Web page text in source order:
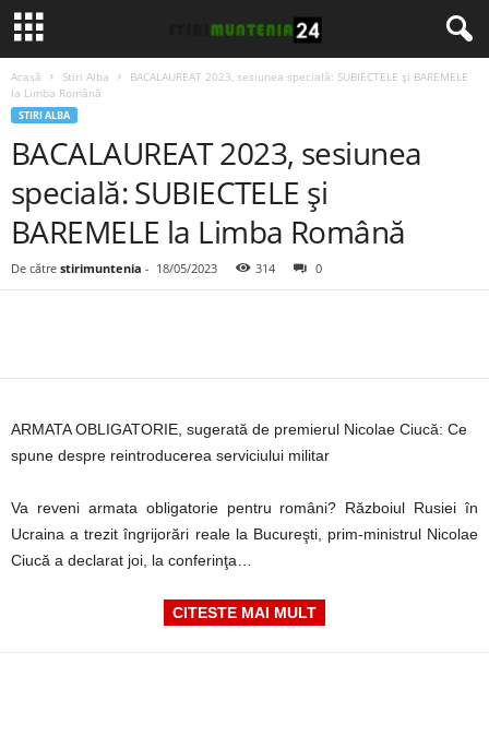
Acasă Stiri Alba
BACALAUREAT 2023, sesiunea specială: SUBIECTELE și BAREMELE
la Limba Română
STIRI ALBA
BACALAUREAT 2023, sesiunea
specială: SUBIECTELE și
BAREMELE la Limba Română
De către stirimuntenia - 18/05/2023 314 0
ARMATA OBLIGATORIE, sugerată de premierul Nicolae Ciucă: Ce
spune despre reintroducerea serviciului militar
Va reveni armata obligatorie pentru români? Războiul Rusiei în
Ucraina a trezit îngrijorări reale la Bucureşti, prim-ministrul Nicolae
Ciucă a declarat joi, la conferinţa…
CITESTE MAI MULT